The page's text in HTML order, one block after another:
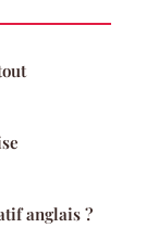
anglais ?